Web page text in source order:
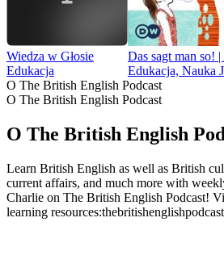
Wiedza w Głosie
Edukacja
Das sagt man so!
Edukacja, Nauka
O The British English Podcast
O The British English Podcast
O The British English
Learn British English as well as British
current affairs, and much more with
Charlie on The British English Podcast!
learning